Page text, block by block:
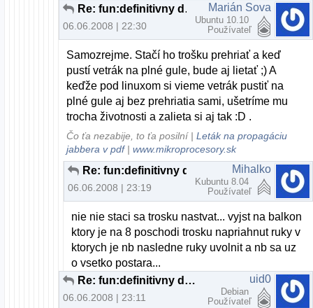
Re: fun:definitivny dovod na odchod z MS:)
06.06.2008 | 22:30
Marián Sova
Ubuntu 10.10
Používateľ
Samozrejme. Stačí ho trošku prehriať a keď
pustí vetrák na plné gule, bude aj lietať ;) A
keďže pod linuxom si vieme vetrák pustiť na
plné gule aj bez prehriatia sami, ušetríme mu
trocha životnosti a zalieta si aj tak :D .
Čo ťa nezabije, to ťa posilní |Leták na propagáciu
jabbera v pdf|www.mikroprocesory.sk
06.06.2008 | 23:19
Mihalko
Kubuntu 8.04
Používateľ
nie nie staci sa trosku nastvat... vyjst na balkon
ktory je na 8 poschodi trosku napriahnut ruky v
ktorych je nb nasledne ruky uvolnit a nb sa uz
o vsetko postara...
Re: fun:definitivny dovod na odchod z MS:)
06.06.2008 | 23:11
uid0
Debian
Používateľ